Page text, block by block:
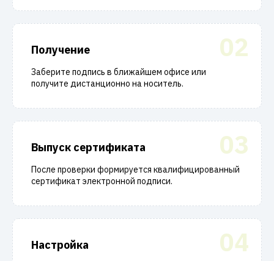
02
Получение
Заберите подпись в ближайшем офисе или
получите дистанционно на носитель.
03
Выпуск сертификата
После проверки формируется квалифицированный
сертификат электронной подписи.
04
Настройка